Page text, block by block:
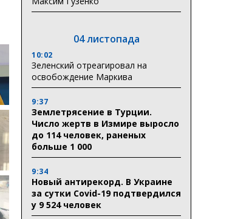
04 листопада
10:02
Зеленский отреагировал на
освобождение Маркива
9:37
Землетрясение в Турции.
Число жертв в Измире выросло
до 114 человек, раненых
больше 1 000
9:34
Новый антирекорд. В Украине
за сутки Covid-19 подтвердился
у 9 524 человек